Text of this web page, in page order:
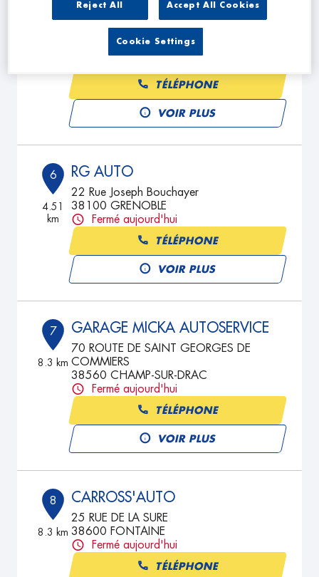
5 AUTOLOC SERVICES
165 Av. Ambroise Croizat,
38400 ST MARTIN D'HERES
TÉLÉPHONE
VOIR PLUS
6
4.51
km
RG AUTO
22 Rue Joseph Bouchayer
38100 GRENOBLE
Fermé aujourd'hui
TÉLÉPHONE
VOIR PLUS
7
8.3 km
GARAGE MICKA AUTOSERVICE
70 ROUTE DE SAINT GEORGES DE
COMMIERS
38560 CHAMP-SUR-DRAC
Fermé aujourd'hui
TÉLÉPHONE
VOIR PLUS
8
8.3 km
CARROSS'AUTO
25 RUE DE LA SURE
38600 FONTAINE
Fermé aujourd'hui
TÉLÉPHONE
Reject All Accept All Cookies
Cookie Settings